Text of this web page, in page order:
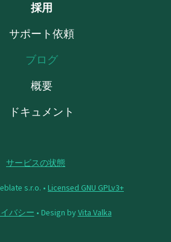
採用
サポート依頼
ブログ
概要
ドキュメント
サービスの状態
s.r.o. • Licensed GNU GPLv3+
バシー • Design byVita Valka